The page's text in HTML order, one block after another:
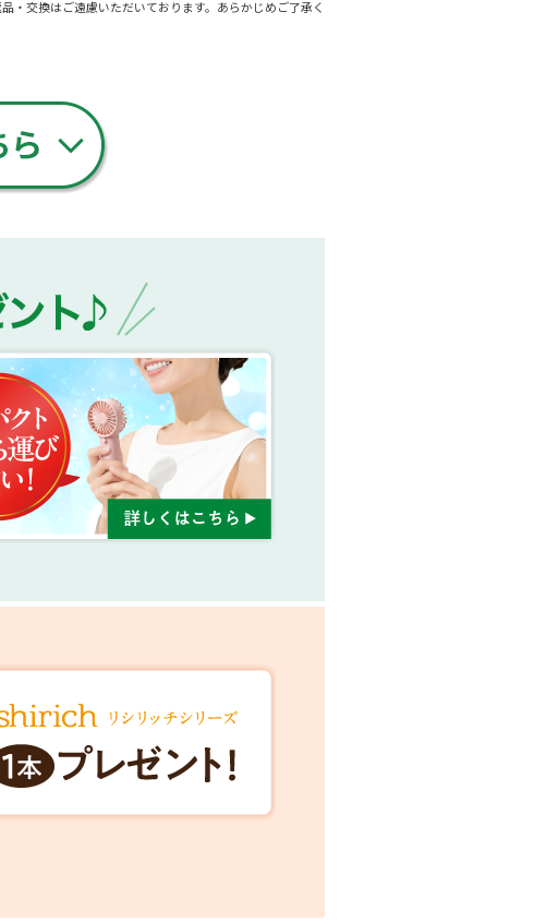
・交換はご遠慮いただいております。あらかじめご了承く